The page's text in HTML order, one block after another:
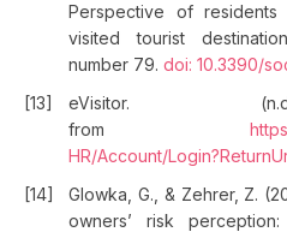
Perspective of
visited tourist
number 79. doi: 10.3390/
eVisitor.
from
HR/Account/
Glowka, G., & Zehrer, Z.
owners’ risk